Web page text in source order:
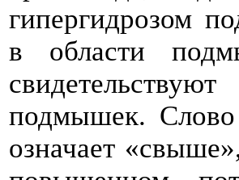
гипергидрозом
в области
подмышек. Слово
означает